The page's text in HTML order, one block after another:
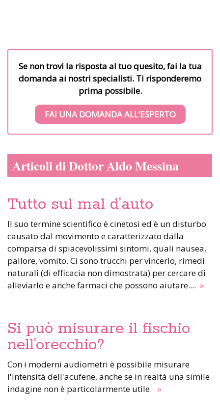
Se non trovi la risposta al tuo quesito, fai la tua
domanda ai nostri specialisti. Ti risponderemo
prima possibile.
FAI UNA DOMANDA ALL’ESPERTO
Articoli di Dottor Aldo Messina
Tutto sul mal d’auto
Il suo termine scientifico è cinetosi ed è un disturbo
causato dal movimento e caratterizzato dalla
comparsa di spiacevolissimi sintomi, quali nausea,
pallore, vomito. Ci sono trucchi per vincerlo, rimedi
naturali (di efficacia non dimostrata) per cercare di
alleviarlo e anche farmaci che possono aiutare.... »
Si può misurare il fischio
nell’orecchio?
Con i moderni audiometri è possibile misurare
l'intensità dell'acufene, anche se in realtà una simile
indagine non è particolarmente utile. »